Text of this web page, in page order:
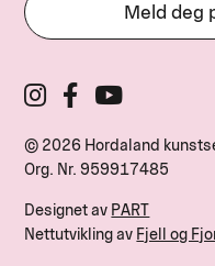
Meld deg
© 2026 Hordaland
Org. Nr. 959917485
Designet av PART
Nettutvikling av Fjell og